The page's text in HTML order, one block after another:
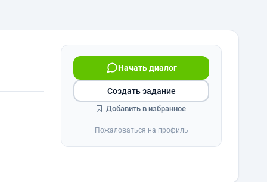
Начать диалог
Создать задание
Добавить в избранное
Пожаловаться на профиль